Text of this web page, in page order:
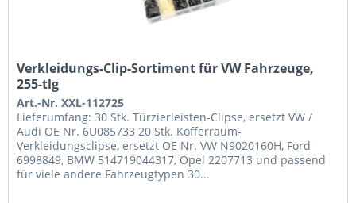
Verkleidungs-Clip-Sortiment für VW Fahrzeuge,
255-tlg
Art.-Nr. XXL-112725
Lieferumfang: 30 Stk. Türzierleisten-Clipse, ersetzt VW /
Audi OE Nr. 6U085733 20 Stk. Kofferraum-
Verkleidungsclipse, ersetzt OE Nr. VW N9020160H, Ford
6998849, BMW 514719044317, Opel 2207713 und passend
für viele andere Fahrzeugtypen 30...